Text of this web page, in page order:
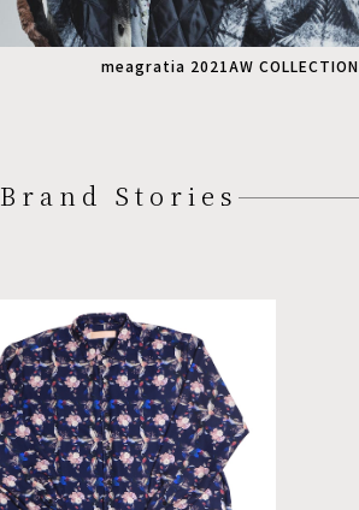
meagratia 2021AW COLLECTION
Brand Stories